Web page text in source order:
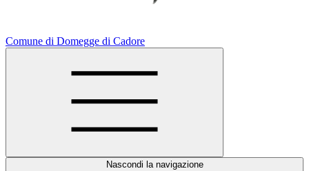
Comune di Domegge di Cadore
Nascondi la navigazione